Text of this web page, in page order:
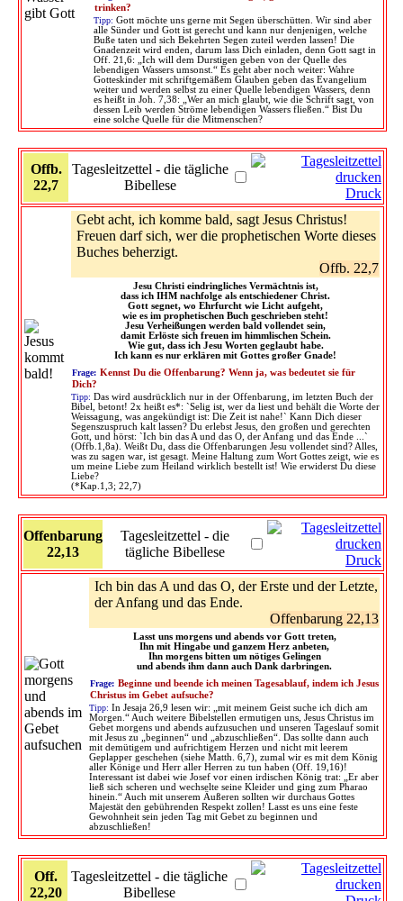
trinken?
Tipp: Gott möchte uns gerne mit Segen überschütten. Wir sind aber
alle Sünder und Gott ist gerecht und kann nur denjenigen, welche
Buße taten und sich Bekehrten Segen zuteil werden lassen! Die
Gnadenzeit wird enden, darum lass Dich einladen, denn Gott sagt in
Off. 21,6: „Ich will dem Durstigen geben von der Quelle des
lebendigen Wassers umsonst.“ Es geht aber noch weiter: Wahre
Gotteskinder mit schriftgemäßem Glauben geben das Evangelium
weiter und werden selbst zu einer Quelle lebendigen Wassers, denn
es heißt in Joh. 7,38: „Wer an mich glaubt, wie die Schrift sagt, von
dessen Leib werden Ströme lebendigen Wassers fließen.“ Bist Du
eine solche Quelle für die Mitmenschen?
Offb.
22,7
Tagesleitzettel - die tägliche
Bibellese
Druck
Gebt acht, ich komme bald, sagt Jesus Christus!
Freuen darf sich, wer die prophetischen Worte dieses
Buches beherzigt.
Offb. 22,7
Jesu Christi eindringliches Vermächtnis ist,
dass ich IHM nachfolge als entschiedener Christ.
Gott segnet, wo Ehrfurcht wie Licht aufgeht,
wie es im prophetischen Buch geschrieben steht!
Jesu Verheißungen werden bald vollendet sein,
damit Erlöste sich freuen im himmlischen Schein.
Wie gut, dass ich Jesu Worten geglaubt habe.
Ich kann es nur erklären mit Gottes großer Gnade!
Frage: Kennst Du die Offenbarung? Wenn ja, was bedeutet sie für
Dich?
Tipp: Das wird ausdrücklich nur in der Offenbarung, im letzten Buch der
Bibel, betont! 2x heißt es*: `Selig ist, wer da liest und behält die Worte der
Weissagung, was angekündigt ist: Die Zeit ist nahe!` Kann Dich dieser
Segenszuspruch kalt lassen? Du erlebst Jesus, den großen und gerechten
Gott, und hörst: `Ich bin das A und das O, der Anfang und das Ende ...`
(Offb.1,8a). Weißt Du, dass die Offenbarungen Jesu vollendet sind? Alles,
was zu sagen war, ist gesagt. Meine Haltung zum Wort Gottes zeigt, wie es
um meine Liebe zum Heiland wirklich bestellt ist! Wie erwiderst Du diese
Liebe?
(*Kap.1,3; 22,7)
Offenbarung
22,13
Tagesleitzettel - die
tägliche Bibellese
Druck
Ich bin das A und das O, der Erste und der Letzte,
der Anfang und das Ende.
Offenbarung 22,13
Lasst uns morgens und abends vor Gott treten,
Ihn mit Hingabe und ganzem Herz anbeten,
Ihn morgens bitten um nötiges Gelingen
und abends ihm dann auch Dank darbringen.
Frage: Beginne und beende ich meinen Tagesablauf, indem ich Jesus
Christus im Gebet aufsuche?
Tipp: In Jesaja 26,9 lesen wir: „mit meinem Geist suche ich dich am
Morgen.“ Auch weitere Bibelstellen ermutigen uns, Jesus Christus im
Gebet morgens und abends aufzusuchen und unseren Tageslauf somit
mit Jesus zu „beginnen“ und „abzuschließen“. Das sollte dann auch
mit demütigem und aufrichtigem Herzen und nicht mit leerem
Geplapper geschehen (siehe Matth. 6,7), zumal wir es mit dem König
aller Könige und Herr aller Herren zu tun haben (Off. 19,16)!
Interessant ist dabei wie Josef vor einen irdischen König trat: „Er aber
ließ sich scheren und wechselte seine Kleider und ging zum Pharao
hinein.“ Auch mit unserem Äußeren sollten wir durchaus Gottes
Majestät den gebührenden Respekt zollen! Lasst es uns eine feste
Gewohnheit sein jeden Tag mit Gebet zu beginnen und
abzuschließen!
Off.
22,20
Tagesleitzettel - die tägliche
Bibellese